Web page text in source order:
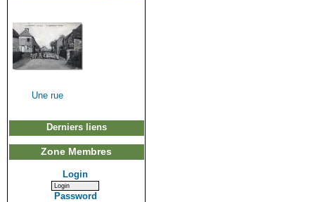
Une rue
Derniers liens
Zone Membres
Login
Password